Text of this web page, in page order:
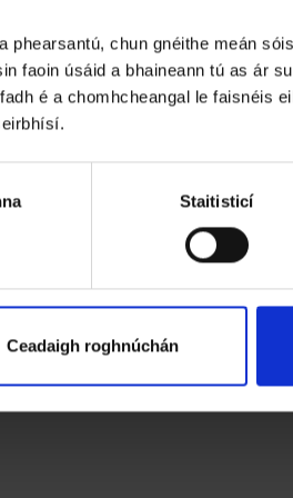
phearsantú, chun gnéithe meán
faoin úsáid a bhaineann tú as ár
é a chomhcheangal le faisnéis
Staitisticí
Ceadaigh roghnúchán